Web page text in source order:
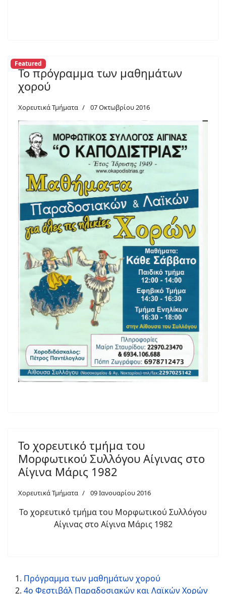
Featured
Το πρόγραμμα των μαθημάτων
χορού
Χορευτικά Τμήματα 07 Οκτωβρίου 2016
Το χορευτικό τμήμα του
Μορφωτικού Συλλόγου Αίγινας στο
Αίγινα Μάρις 1982
Χορευτικά Τμήματα 09 Ιανουαρίου 2016
Το χορευτικό τμήμα του Μορφωτικού Συλλόγου
Αίγινας στο Αίγινα Μάρις 1982
Πρόγραμμα των μαθημάτων χορού
4ο Φεστιβάλ Παραδοσιακών και Λαϊκών Χορών